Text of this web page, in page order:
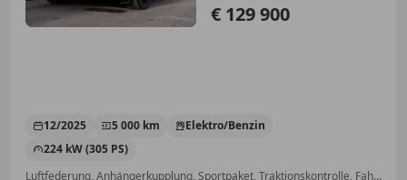
€ 129 900
12/2025 5 000 km
Elektro/Benzin
224 kW (305 PS)
Luftfederung, Anhängerkupplung, Sportpaket, Traktionskontrolle, Fahrerairbag, Wegfahrsperre, Beheizbares Lenkrad, Sportsitze